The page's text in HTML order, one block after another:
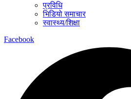
प्रविधि
भिडियो समाचार
स्वास्थ्य/शिक्षा
Facebook